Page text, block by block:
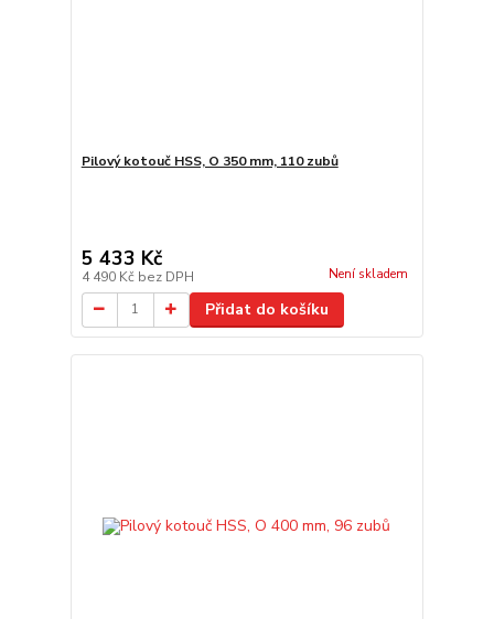
Pilový kotouč HSS, O 350 mm, 110 zubů
5 433 Kč
4 490 Kč bez DPH Není skladem
Přidat do košíku